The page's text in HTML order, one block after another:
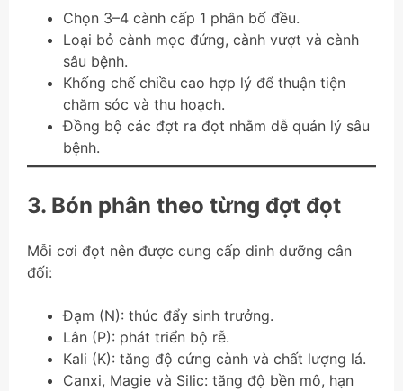
Chọn 3–4 cành cấp 1 phân bố đều.
Loại bỏ cành mọc đứng, cành vượt và cành
sâu bệnh.
Khống chế chiều cao hợp lý để thuận tiện
chăm sóc và thu hoạch.
Đồng bộ các đợt ra đọt nhằm dễ quản lý sâu
bệnh.
3. Bón phân theo từng đợt đọt
Mỗi cơi đọt nên được cung cấp dinh dưỡng cân
đối:
Đạm (N): thúc đẩy sinh trưởng.
Lân (P): phát triển bộ rễ.
Kali (K): tăng độ cứng cành và chất lượng lá.
Canxi, Magie và Silic: tăng độ bền mô, hạn